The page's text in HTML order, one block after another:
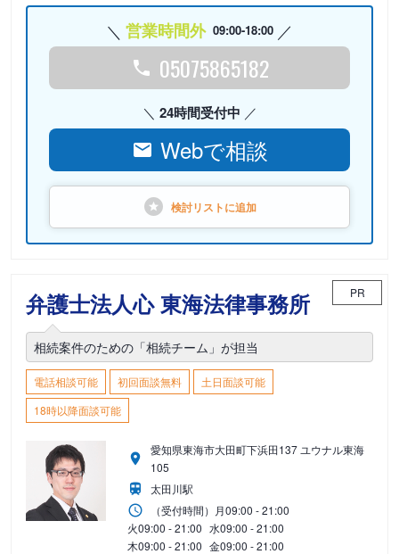
営業時間外 09:00-18:00
05075865182
24時間受付中
Webで相談
検討リストに追加
弁護士法人心 東海法律事務所 PR
相続案件のための「相続チーム」が担当
電話相談可能 初回面談無料
土日面談可能
18時以降面談可能
愛知県東海市大田町下浜田137 ユウナル東海
105
太田川駅
（受付時間） 月09:00 - 21:00
火09:00 - 21:00 水09:00 - 21:00
木09:00 - 21:00 金09:00 - 21:00